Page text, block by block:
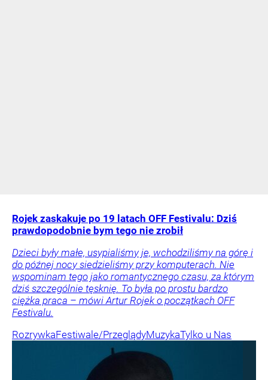
Rojek zaskakuje po 19 latach OFF Festivalu: Dziś
prawdopodobnie bym tego nie zrobił
Dzieci były małe, usypialiśmy je, wchodziliśmy na górę i
do późnej nocy siedzieliśmy przy komputerach. Nie
wspominam tego jako romantycznego czasu, za którym
dziś szczególnie tęsknię. To była po prostu bardzo
ciężka praca – mówi Artur Rojek o początkach OFF
Festivalu.
RozrywkaFestiwale/PrzeglądyMuzykaTylko u Nas